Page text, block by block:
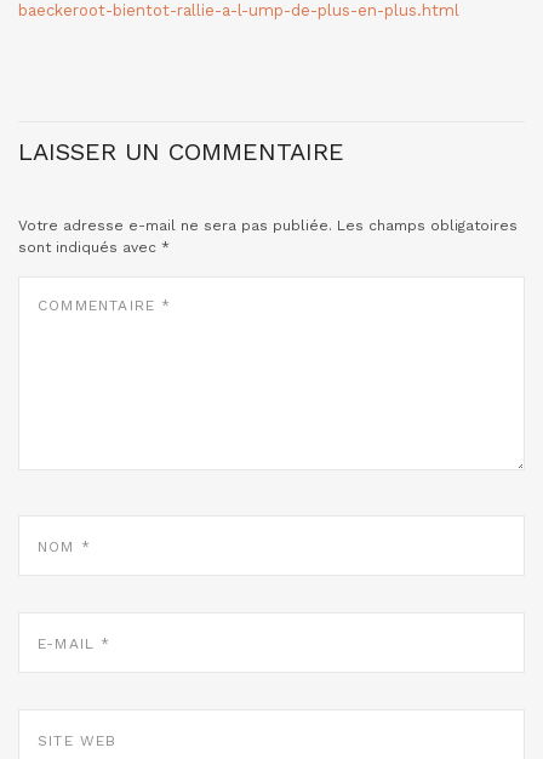
baeckeroot-bientot-rallie-a-l-ump-de-plus-en-plus.html
LAISSER UN COMMENTAIRE
Votre adresse e-mail ne sera pas publiée. Les champs obligatoires
sont indiqués avec *
MAIL
WEB